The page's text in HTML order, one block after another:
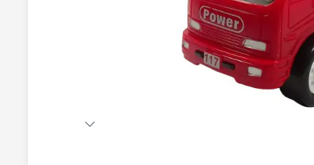
Nerf
Silahlar
Silah Setleri
Kılıç Setleri